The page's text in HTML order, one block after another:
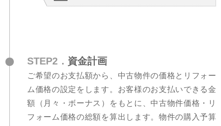
STEP2． 資金計画
ご希望のお支払額から、中古物件の価格とリフォー
ム価格の設定をします。お客様のお支払いできる金
額（月々・ボーナス）をもとに、中古物件価格・リ
フォーム価格の総額を算出します。物件の購入予算